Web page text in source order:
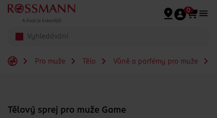
Přeskočit na hlavmní obsah
0
Pro muže Tělo Vůně a parfémy pro muže
Tělový sprej pro muže Game